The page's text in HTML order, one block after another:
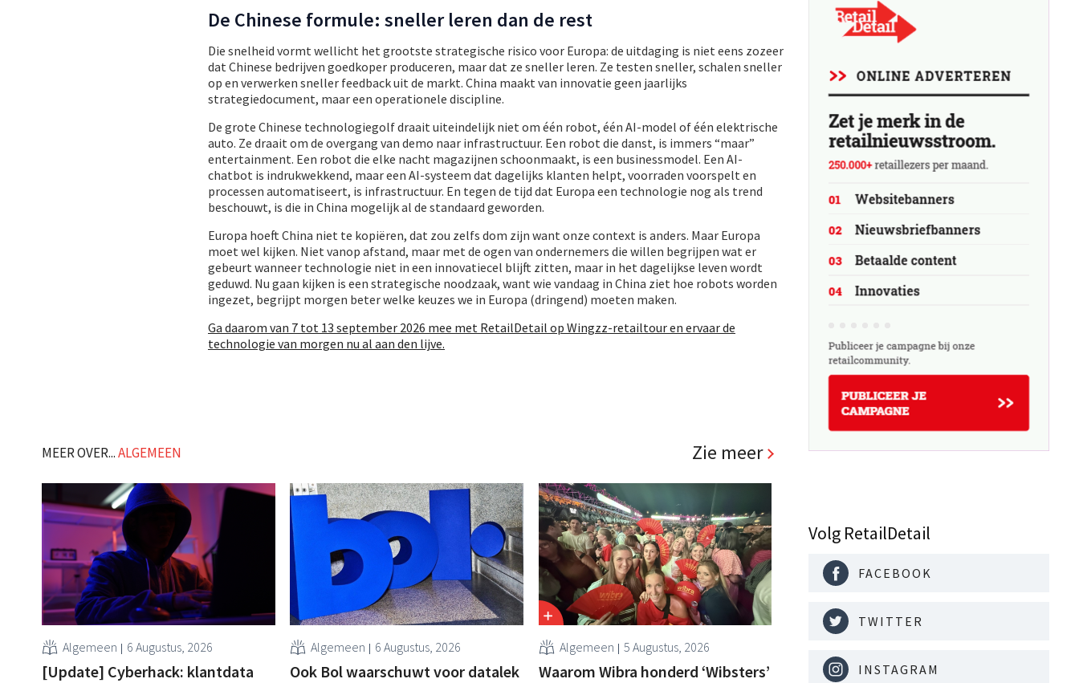
De Chinese formule: sneller leren dan de rest
Die snelheid vormt wellicht het grootste strategische risico voor Europa: de uitdaging is niet eens zozeer
dat Chinese bedrijven goedkoper produceren, maar dat ze sneller leren. Ze testen sneller, schalen sneller
op en verwerken sneller feedback uit de markt. China maakt van innovatie geen jaarlijks
strategiedocument, maar een operationele discipline.
De grote Chinese technologiegolf draait uiteindelijk niet om één robot, één AI-model of één elektrische
auto. Ze draait om de overgang van demo naar infrastructuur. Een robot die danst, is immers “maar”
entertainment. Een robot die elke nacht magazijnen schoonmaakt, is een businessmodel. Een AI-
chatbot is indrukwekkend, maar een AI-systeem dat dagelijks klanten helpt, voorraden voorspelt en
processen automatiseert, is infrastructuur. En tegen de tijd dat Europa een technologie nog als trend
beschouwt, is die in China mogelijk al de standaard geworden.
Europa hoeft China niet te kopiëren, dat zou zelfs dom zijn want onze context is anders. Maar Europa
moet wel kijken. Niet vanop afstand, maar met de ogen van ondernemers die willen begrijpen wat er
gebeurt wanneer technologie niet in een innovatiecel blijft zitten, maar in het dagelijkse leven wordt
geduwd. Nu gaan kijken is een strategische noodzaak, want wie vandaag in China ziet hoe robots worden
ingezet, begrijpt morgen beter welke keuzes we in Europa (dringend) moeten maken.
Ga daarom van 7 tot 13 september 2026 mee met RetailDetail op Wingzz-retailtour en ervaar de
technologie van morgen nu al aan den lijve.
MEER OVER...ALGEMEEN Zie meer
Algemeen 6 Augustus, 2026
[Update] Cyberhack: klantdata
Algemeen 6 Augustus, 2026
Ook Bol waarschuwt voor datalek
Algemeen 5 Augustus, 2026
Waarom Wibra honderd ‘Wibsters’
Volg RetailDetail
FACEBOOK
TWITTER
INSTAGRAM